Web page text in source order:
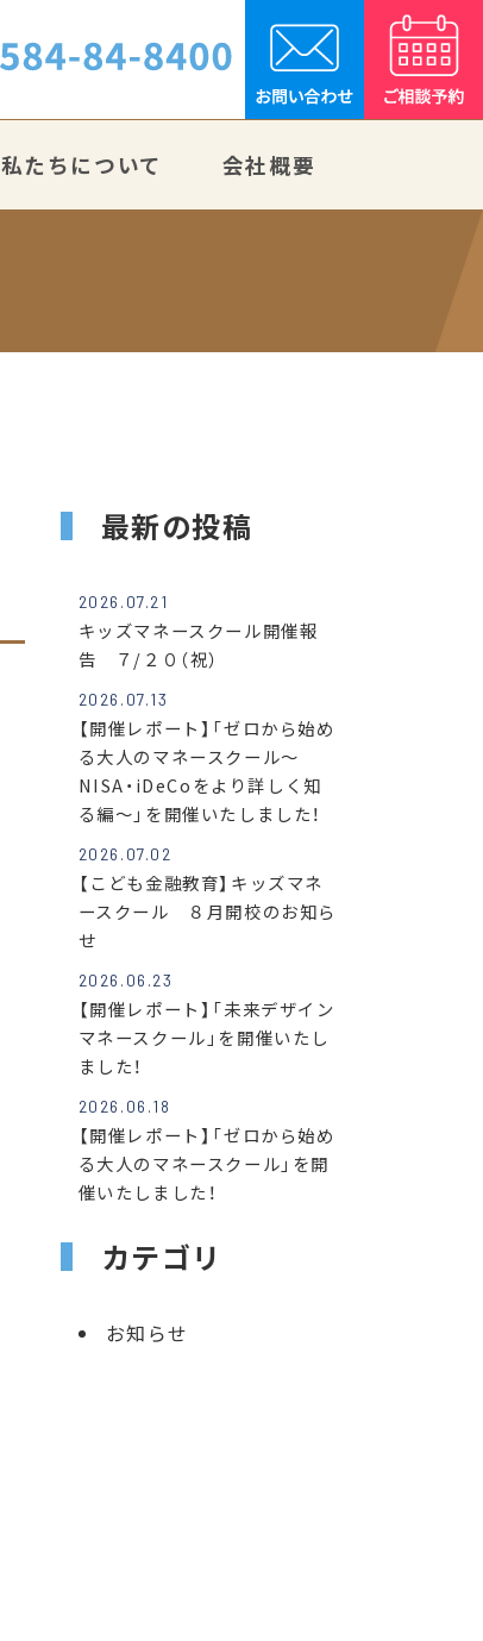
私たちについて 会社概要
最新の投稿
2026.07.21
キッズマネースクール開催報
告 ７/２０（祝）
2026.07.13
【開催レポート】「ゼロから始め
る大人のマネースクール～
NISA・iDeCoをより詳しく知
る編～」を開催いたしました！
2026.07.02
【こども金融教育】キッズマネ
ースクール ８月開校のお知ら
せ
2026.06.23
【開催レポート】「未来デザイン
マネースクール」を開催いたし
ました！
2026.06.18
【開催レポート】「ゼロから始め
る大人のマネースクール」を開
催いたしました！
カテゴリ
お知らせ